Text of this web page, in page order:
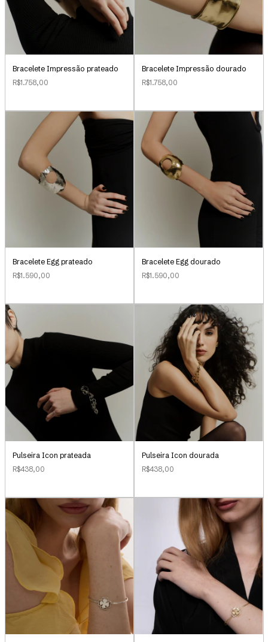
Bracelete Impressão prateado
R$1.758,00
Bracelete Impressão dourado
R$1.758,00
Bracelete Egg prateado
R$1.590,00
Bracelete Egg dourado
R$1.590,00
Pulseira Icon prateada
R$438,00
Pulseira Icon dourada
R$438,00